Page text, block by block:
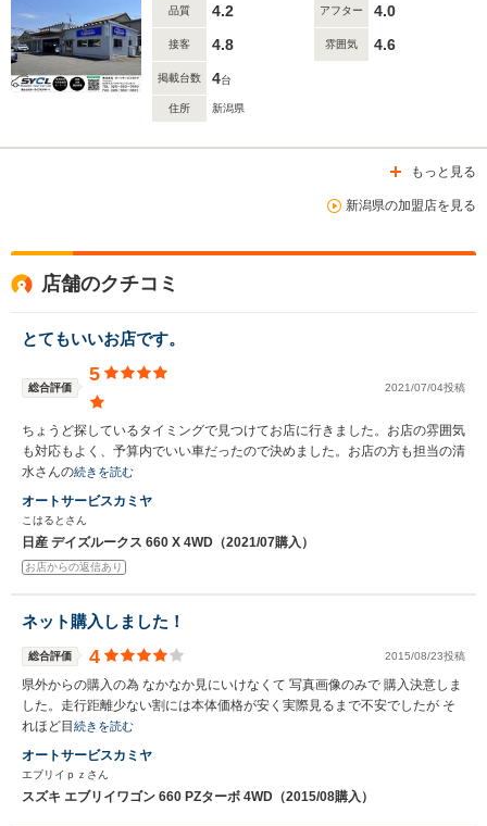
品質 4.2 アフター 4.0
接客 4.8 雰囲気 4.6
掲載台数 4台
住所 新潟県
もっと見る
新潟県の加盟店を見る
店舗のクチコミ
とてもいいお店です。
総合評価
5
2021/07/04投稿
ちょうど探しているタイミングで見つけてお店に行きました。お店の雰囲気
も対応もよく、予算内でいい車だったので決めました。お店の方も担当の清
水さんの続きを読む
オートサービスカミヤ
こはるとさん
日産 デイズルークス 660 X 4WD（2021/07購入）
お店からの返信あり
ネット購入しました！
総合評価 4 2015/08/23投稿
県外からの購入の為 なかなか見にいけなくて 写真画像のみで 購入決意しま
した。走行距離少ない割には本体価格が安く実際見るまで不安でしたが そ
れほど目 続きを読む
オートサービスカミヤ
エブリイｐｚさん
スズキ エブリイワゴン 660 PZターボ 4WD（2015/08購入）